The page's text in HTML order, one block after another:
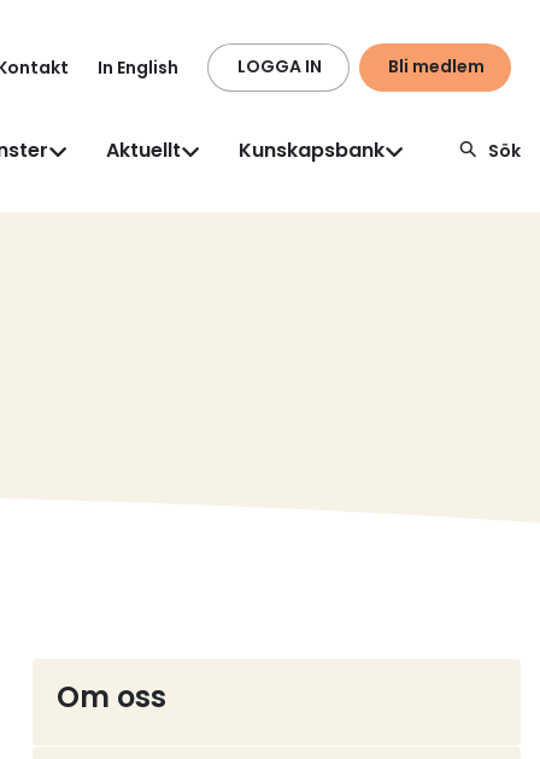
In English LOGGA IN Bli medlem
Aktuellt Kunskapsbank Sök
Om oss